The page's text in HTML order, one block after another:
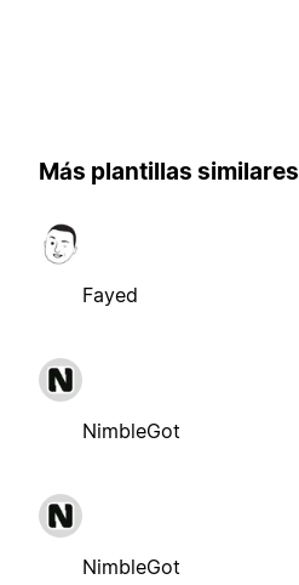
Más plantillas similares
Fayed
NimbleGot
NimbleGot